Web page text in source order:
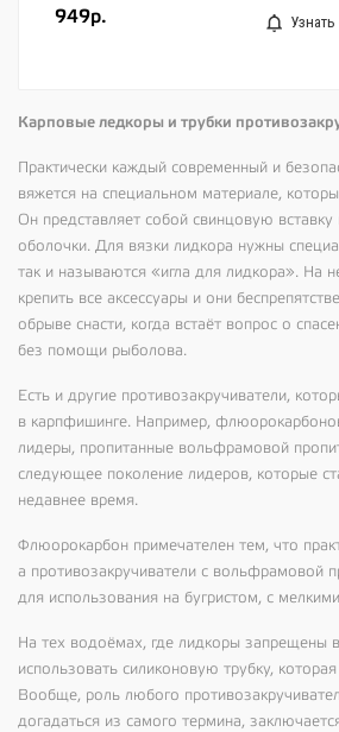
949р.
Карповые ледкоры и трубки
Практически каждый современный и
вяжется на специальном материале,
Он представляет собой свинцовую вставку
оболочки. Для вязки лидкора нужны
так и называются «игла для лидкора». На
крепить все аксессуары и они
обрыве снасти, когда встаёт вопрос о
без помощи рыболова.
Есть и другие противозакручиватели,
в карпфишинге. Например,
лидеры, пропитанные вольфрамовой
следующее поколение лидеров, которые
недавнее время.
Флюорокарбон примечателен тем, что
а противозакручиватели с вольфрамовой
для использования на бугристом, с
На тех водоёмах, где лидкоры запрещены
использовать силиконовую трубку,
Вообще, роль любого
догадаться из самого термина,